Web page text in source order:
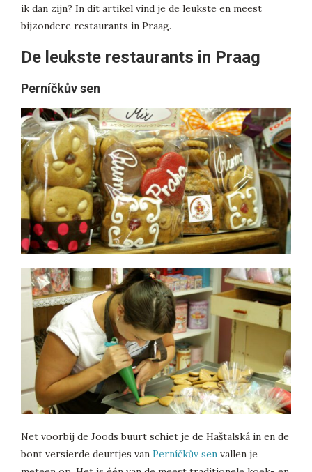
ik dan zijn? In dit artikel vind je de leukste en meest
bijzondere restaurants in Praag.
De leukste restaurants in Praag
Perníčkův sen
Net voorbij de Joods buurt schiet je de Haštalská in en de
bont versierde deurtjes van Perníčkův sen vallen je